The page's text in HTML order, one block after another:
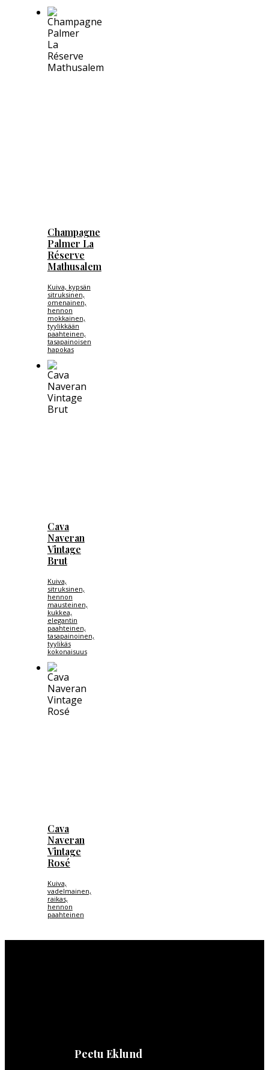
Champagne
Palmer La
Réserve
Mathusalem
Kuiva, kypsän
sitruksinen,
omenainen,
hennon
mokkainen,
tyylikkään
paahteinen,
tasapainoisen
hapokas
Cava
Naveran
Vintage
Brut
Kuiva,
sitruksinen,
hennon
mausteinen,
kukkea,
elegantin
paahteinen,
tasapainoinen,
tyylikäs
kokonaisuus
Cava
Naveran
Vintage
Rosé
Kuiva,
vadelmainen,
raikas,
hennon
paahteinen
Peetu Eklund